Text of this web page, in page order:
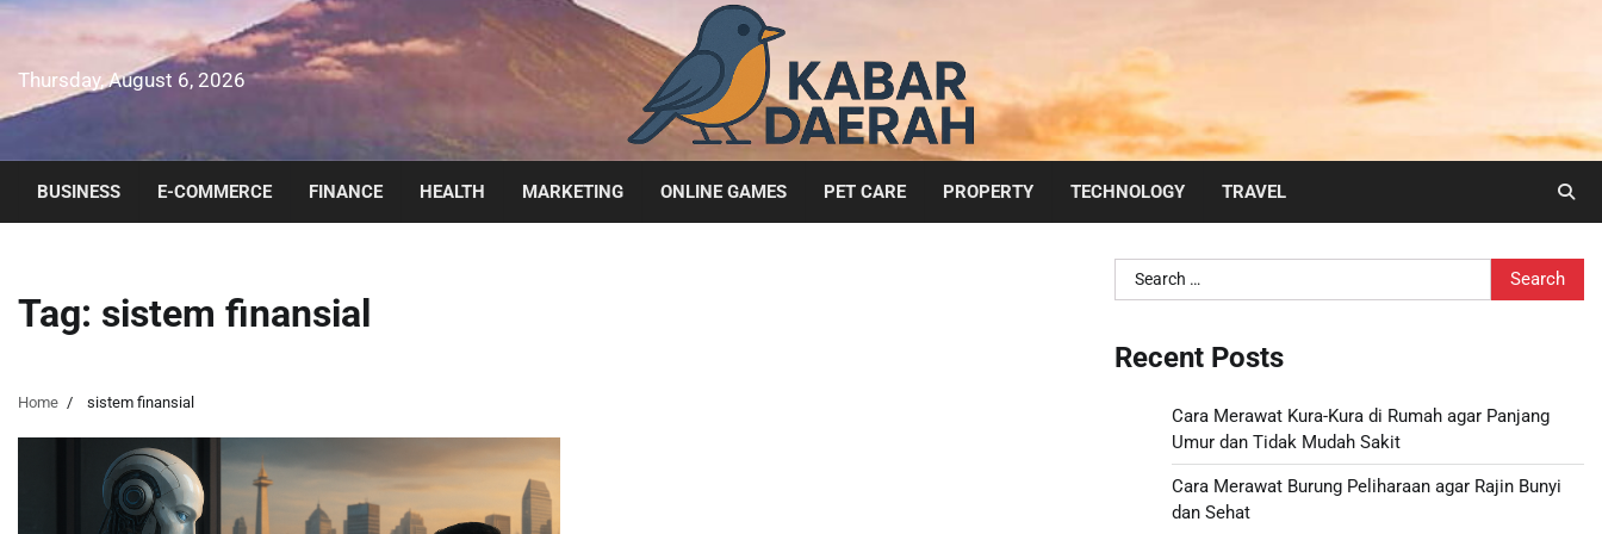
Skip
content
Thursday, August 6, 2026
BUSINESS E-COMMERCE FINANCE HEALTH MARKETING ONLINE GAMES PET CARE PROPERTY TECHNOLOGY TRAVEL
Tag: sistem finansial
Home sistem finansial
Search
for:
Recent Posts
Cara Merawat Kura-Kura di Rumah agar Panjang
Umur dan Tidak Mudah Sakit
Cara Merawat Burung Peliharaan agar Rajin Bunyi
dan Sehat